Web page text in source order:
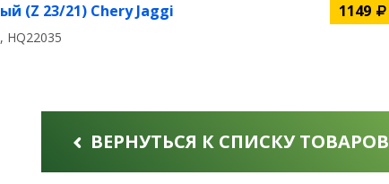
(Z 23/21) Chery Jaggi
HQ22035
1149
ВЕРНУТЬСЯ К СПИСКУ ТОВАРОВ